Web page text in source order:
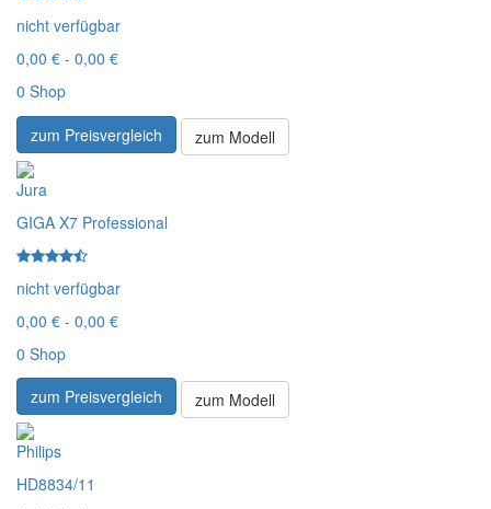
nicht verfügbar
0,00 € - 0,00 €
0 Shop
zum Preisvergleich
zum Modell
Jura
GIGA X7 Professional
nicht verfügbar
0,00 € - 0,00 €
0 Shop
zum Preisvergleich
zum Modell
Philips
HD8834/11